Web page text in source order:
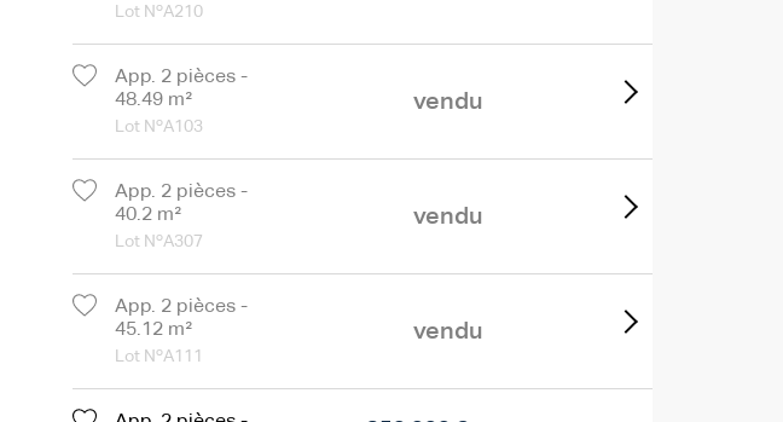
Lot NºA210
App. 2 pièces -
48.49 m²
Lot NºA103
vendu
App. 2 pièces -
40.2 m²
Lot NºA307
vendu
App. 2 pièces -
45.12 m²
Lot NºA111
vendu